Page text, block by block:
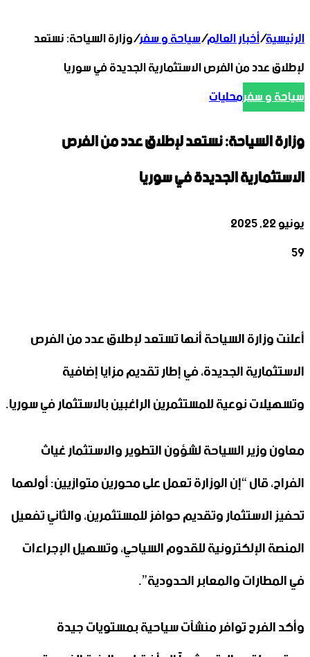
الرئيسية/أخبار العالم/سياحة و سفر/وزارة السياحة: نستعد
لإطلاق عدد من الفرص الاستثمارية الجديدة في سوريا
سياحة و سفرمحليات
وزارة السياحة: نستعد لإطلاق عدد من الفرص
الاستثمارية الجديدة في سوريا
يونيو 22, 2025
59
أعلنت وزارة السياحة أنها تستعد لإطلاق عدد من الفرص
الاستثمارية الجديدة، في إطار تقديم مزايا إضافية
وتسهيلات نوعية للمستثمرين الراغبين بالاستثمار في سوريا.
معاون وزير السياحة لشؤون التطوير والاستثمار غياث
الفراح، قال “إن الوزارة تعمل على محورين متوازيين: أولهما
تحفيز الاستثمار وتقديم حوافز للمستثمرين، والثاني تفعيل
المنصة الإلكترونية للقدوم السياحي، وتسهيل الإجراءات
في المطارات والمعابر الحدودية”.
وأكد الفرح توافر منشآت سياحية بمستويات جيدة